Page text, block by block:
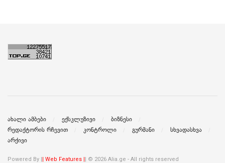
ახალი ამბები ექსკლუზივი
ბიზნესი
რედაქტორის რჩევით
კონტროლი გურმანი
სხვადასხვა
არქივი
Powered By || Web Features || © 2026 Alia.ge - All rights reserved